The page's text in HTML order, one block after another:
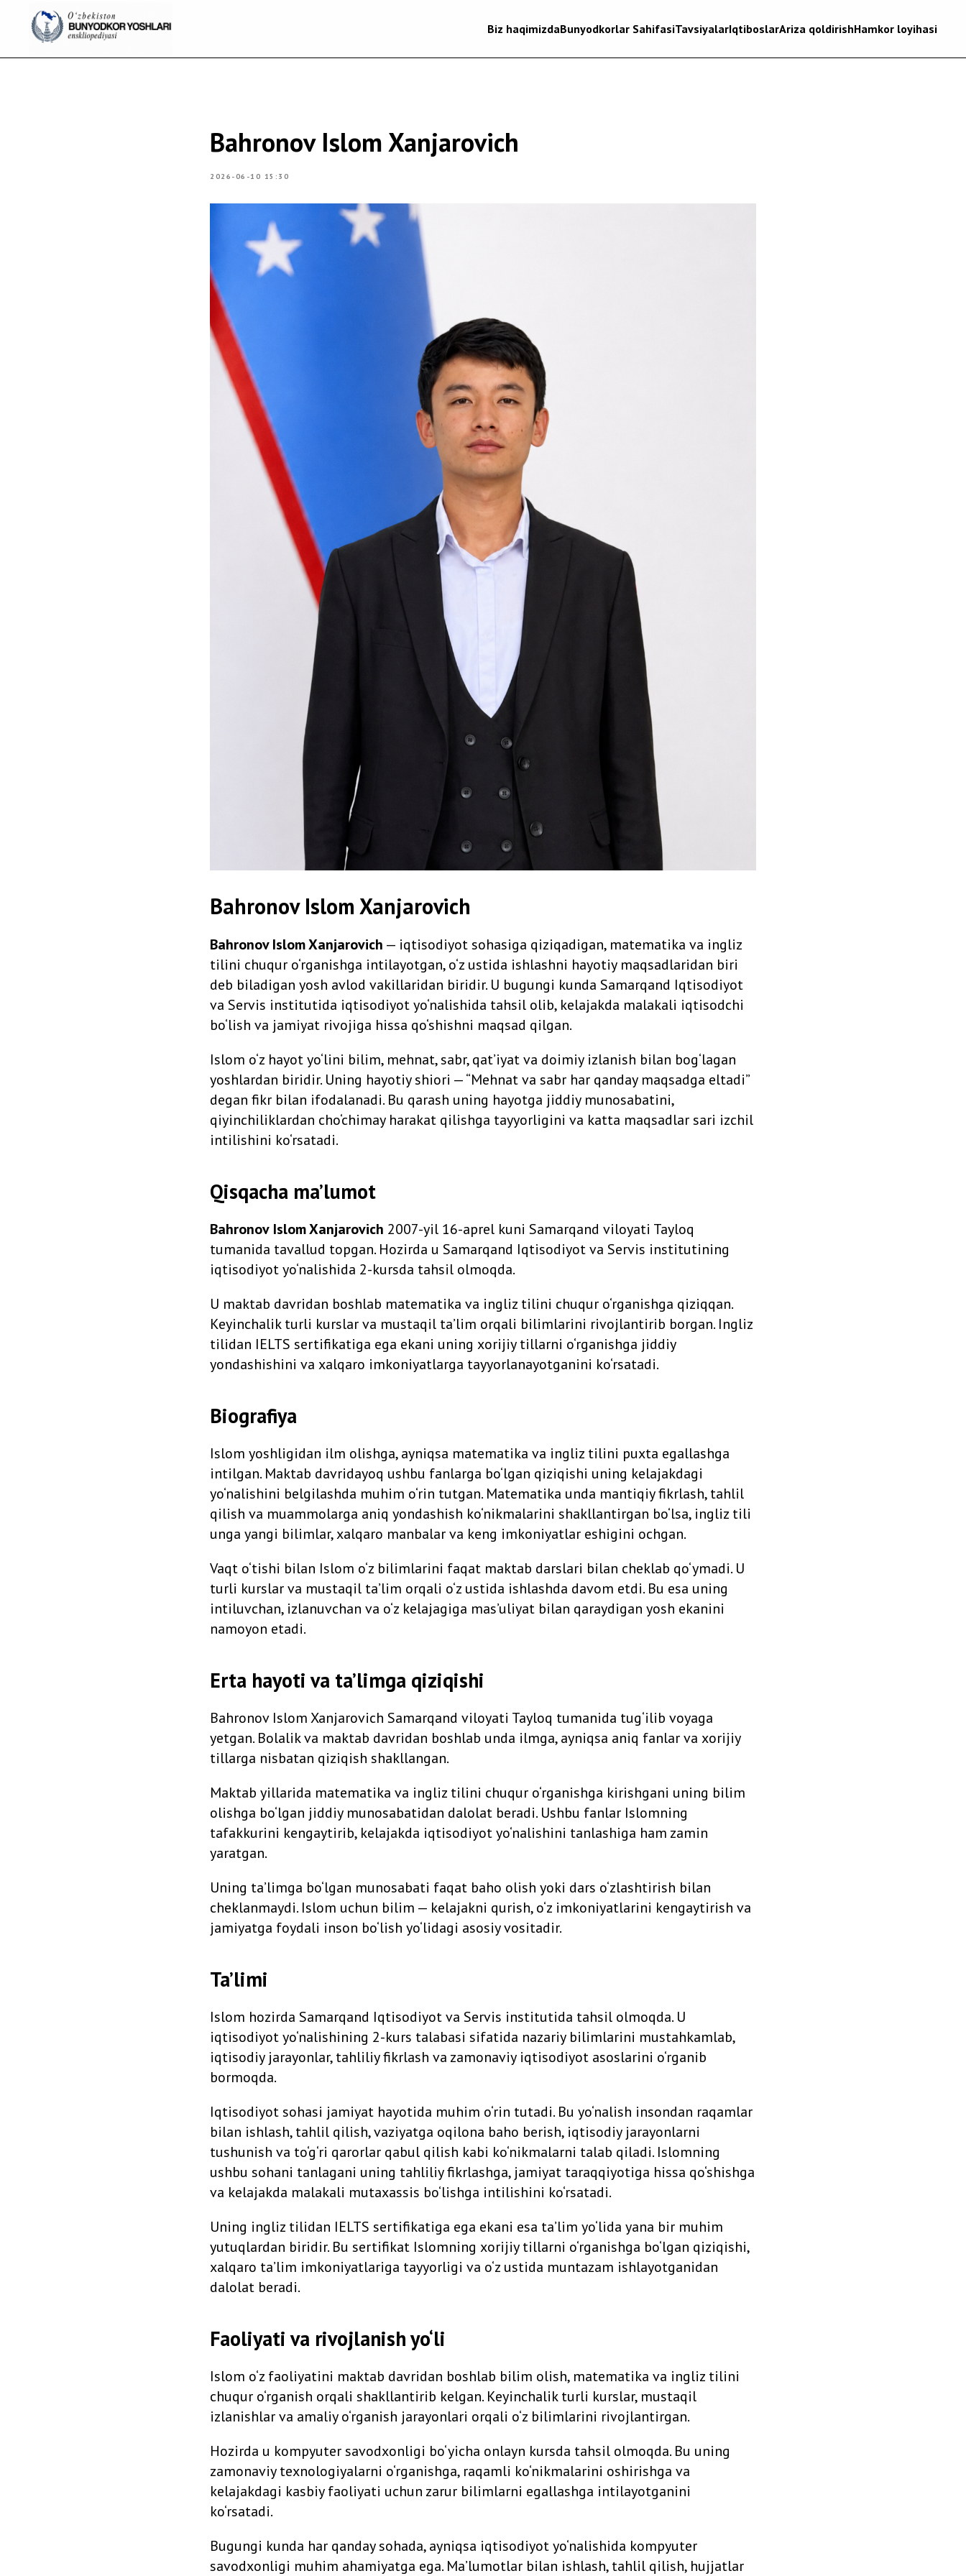
Biz haqimizdaBunyodkorlar SahifasiTavsiyalarIqtiboslarAriza qoldirishHamkor loyihasi
Bahronov Islom Xanjarovich
2026-06-10 15:30
Bahronov Islom Xanjarovich
Bahronov Islom Xanjarovich — iqtisodiyot sohasiga qiziqadigan, matematika va ingliz
tilini chuqur o‘rganishga intilayotgan, o‘z ustida ishlashni hayotiy maqsadlaridan biri
deb biladigan yosh avlod vakillaridan biridir. U bugungi kunda Samarqand Iqtisodiyot
va Servis institutida iqtisodiyot yo‘nalishida tahsil olib, kelajakda malakali iqtisodchi
bo‘lish va jamiyat rivojiga hissa qo‘shishni maqsad qilgan.
Islom o‘z hayot yo‘lini bilim, mehnat, sabr, qat’iyat va doimiy izlanish bilan bog‘lagan
yoshlardan biridir. Uning hayotiy shiori — “Mehnat va sabr har qanday maqsadga eltadi”
degan fikr bilan ifodalanadi. Bu qarash uning hayotga jiddiy munosabatini,
qiyinchiliklardan cho‘chimay harakat qilishga tayyorligini va katta maqsadlar sari izchil
intilishini ko‘rsatadi.
Qisqacha ma’lumot
Bahronov Islom Xanjarovich 2007-yil 16-aprel kuni Samarqand viloyati Tayloq
tumanida tavallud topgan. Hozirda u Samarqand Iqtisodiyot va Servis institutining
iqtisodiyot yo‘nalishida 2-kursda tahsil olmoqda.
U maktab davridan boshlab matematika va ingliz tilini chuqur o‘rganishga qiziqqan.
Keyinchalik turli kurslar va mustaqil ta’lim orqali bilimlarini rivojlantirib borgan. Ingliz
tilidan IELTS sertifikatiga ega ekani uning xorijiy tillarni o‘rganishga jiddiy
yondashishini va xalqaro imkoniyatlarga tayyorlanayotganini ko‘rsatadi.
Biografiya
Islom yoshligidan ilm olishga, ayniqsa matematika va ingliz tilini puxta egallashga
intilgan. Maktab davridayoq ushbu fanlarga bo‘lgan qiziqishi uning kelajakdagi
yo‘nalishini belgilashda muhim o‘rin tutgan. Matematika unda mantiqiy fikrlash, tahlil
qilish va muammolarga aniq yondashish ko‘nikmalarini shakllantirgan bo‘lsa, ingliz tili
unga yangi bilimlar, xalqaro manbalar va keng imkoniyatlar eshigini ochgan.
Vaqt o‘tishi bilan Islom o‘z bilimlarini faqat maktab darslari bilan cheklab qo‘ymadi. U
turli kurslar va mustaqil ta’lim orqali o‘z ustida ishlashda davom etdi. Bu esa uning
intiluvchan, izlanuvchan va o‘z kelajagiga mas’uliyat bilan qaraydigan yosh ekanini
namoyon etadi.
Erta hayoti va ta’limga qiziqishi
Bahronov Islom Xanjarovich Samarqand viloyati Tayloq tumanida tug‘ilib voyaga
yetgan. Bolalik va maktab davridan boshlab unda ilmga, ayniqsa aniq fanlar va xorijiy
tillarga nisbatan qiziqish shakllangan.
Maktab yillarida matematika va ingliz tilini chuqur o‘rganishga kirishgani uning bilim
olishga bo‘lgan jiddiy munosabatidan dalolat beradi. Ushbu fanlar Islomning
tafakkurini kengaytirib, kelajakda iqtisodiyot yo‘nalishini tanlashiga ham zamin
yaratgan.
Uning ta’limga bo‘lgan munosabati faqat baho olish yoki dars o‘zlashtirish bilan
cheklanmaydi. Islom uchun bilim — kelajakni qurish, o‘z imkoniyatlarini kengaytirish va
jamiyatga foydali inson bo‘lish yo‘lidagi asosiy vositadir.
Ta’limi
Islom hozirda Samarqand Iqtisodiyot va Servis institutida tahsil olmoqda. U
iqtisodiyot yo‘nalishining 2-kurs talabasi sifatida nazariy bilimlarini mustahkamlab,
iqtisodiy jarayonlar, tahliliy fikrlash va zamonaviy iqtisodiyot asoslarini o‘rganib
bormoqda.
Iqtisodiyot sohasi jamiyat hayotida muhim o‘rin tutadi. Bu yo‘nalish insondan raqamlar
bilan ishlash, tahlil qilish, vaziyatga oqilona baho berish, iqtisodiy jarayonlarni
tushunish va to‘g‘ri qarorlar qabul qilish kabi ko‘nikmalarni talab qiladi. Islomning
ushbu sohani tanlagani uning tahliliy fikrlashga, jamiyat taraqqiyotiga hissa qo‘shishga
va kelajakda malakali mutaxassis bo‘lishga intilishini ko‘rsatadi.
Uning ingliz tilidan IELTS sertifikatiga ega ekani esa ta’lim yo‘lida yana bir muhim
yutuqlardan biridir. Bu sertifikat Islomning xorijiy tillarni o‘rganishga bo‘lgan qiziqishi,
xalqaro ta’lim imkoniyatlariga tayyorligi va o‘z ustida muntazam ishlayotganidan
dalolat beradi.
Faoliyati va rivojlanish yo‘li
Islom o‘z faoliyatini maktab davridan boshlab bilim olish, matematika va ingliz tilini
chuqur o‘rganish orqali shakllantirib kelgan. Keyinchalik turli kurslar, mustaqil
izlanishlar va amaliy o‘rganish jarayonlari orqali o‘z bilimlarini rivojlantirgan.
Hozirda u kompyuter savodxonligi bo‘yicha onlayn kursda tahsil olmoqda. Bu uning
zamonaviy texnologiyalarni o‘rganishga, raqamli ko‘nikmalarini oshirishga va
kelajakdagi kasbiy faoliyati uchun zarur bilimlarni egallashga intilayotganini
ko‘rsatadi.
Bugungi kunda har qanday sohada, ayniqsa iqtisodiyot yo‘nalishida kompyuter
savodxonligi muhim ahamiyatga ega. Ma’lumotlar bilan ishlash, tahlil qilish, hujjatlar